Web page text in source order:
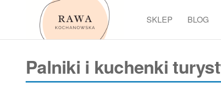
SKLEP BLOG
Palniki i kuchenki